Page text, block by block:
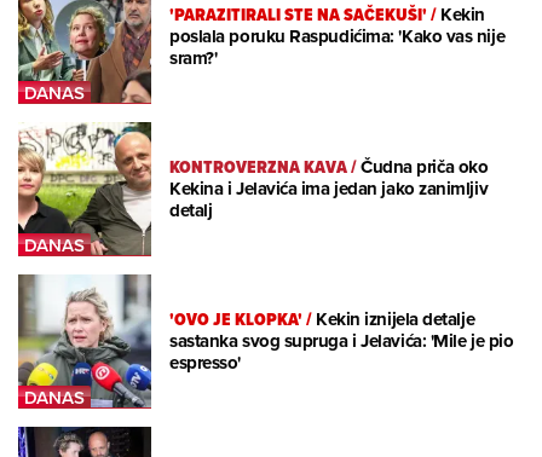
'PARAZITIRALI STE NA SAČEKUŠI'/Kekin
poslala poruku Raspudićima: 'Kako vas nije
sram?'
KONTROVERZNA KAVA/Čudna priča oko
Kekina i Jelavića ima jedan jako zanimljiv
detalj
'OVO JE KLOPKA'/Kekin iznijela detalje
sastanka svog supruga i Jelavića: 'Mile je pio
espresso'